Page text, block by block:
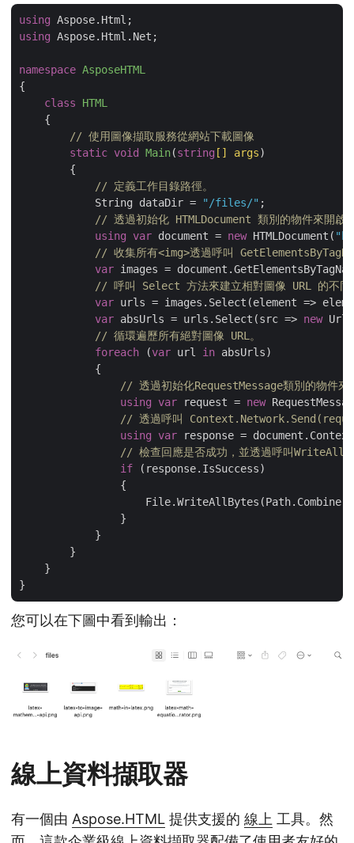
using
using Aspose.Html.Net;
namespace AsposeHTML
{
class
HTML
    {
// 使用圖像擷取服務從網站下載圖像
static void Main(string [] args)
        {
// 定義工作目錄路徑。
            String dataDir =
"/files/" ;
// 透過初始化 HTMLDocument 類別的物件來開啟
using
var document = new HTMLDocument(
// 收集所有<img>透過呼叫
var images =
// 呼叫 Select 方法來建立相對圖像 URL 的不同
var urls = images.Select(element =>
var absUrls = urls.Select(src => new
// 循環遍歷所有絕對圖像 URL。
foreach (var url in absUrls)
            {
// 透過初始化RequestMessage類別的物件來
using
var request = new
// 透過呼叫
using
var response =
// 檢查回應是否成功，並透過呼叫
if (response.IsSuccess)
                {
                }
            }
        }
    }
您可以在下圖中看到輸出：
線上資料擷取器
有一個由 Aspose.HTML 提供支援的 線上 工具。然